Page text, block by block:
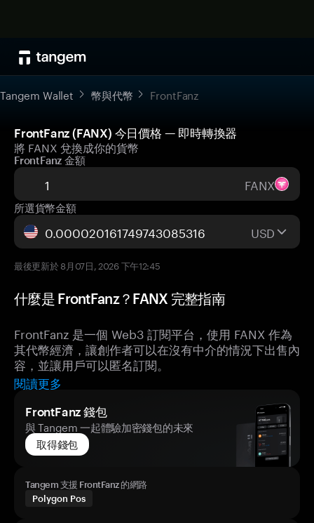
Tangem Wallet 幣與代幣 FrontFanz
FrontFanz (FANX) 今日價格 — 即時轉換器
將 FANX 兌換成你的貨幣
FrontFanz 金額
FANX
所選貨幣金額
USD
最後更新於 8月07日, 2026 下午12:45
什麼是 FrontFanz？FANX 完整指南
FrontFanz 是一個 Web3 訂閱平台，使用 FANX 作為
其代幣經濟，讓創作者可以在沒有中介的情況下出售內
容，並讓用戶可以匿名訂閱。
閱讀更多
FrontFanz 錢包
與 Tangem 一起體驗加密錢包的未來
取得錢包
Tangem 支援 FrontFanz 的網路
Polygon Pos